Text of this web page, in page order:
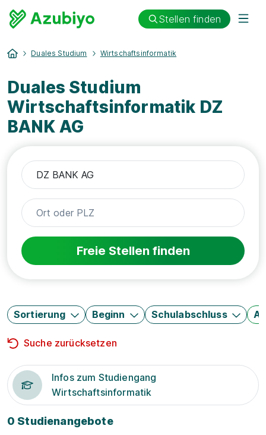
Stellen finden
Duales Studium Wirtschaftsinformatik
Duales Studium
Wirtschaftsinformatik DZ
BANK AG
Freie Stellen finden
Sortierung Beginn Schulabschluss
Suche zurücksetzen
Infos zum Studiengang
Wirtschaftsinformatik
0 Studienangebote